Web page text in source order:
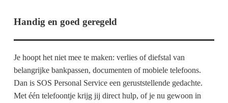
Handig en goed geregeld
Je hoopt het niet mee te maken: verlies of diefstal van
belangrijke bankpassen, documenten of mobiele telefoons.
Dan is SOS Personal Service een geruststellende gedachte.
Met één telefoontje krijg jij direct hulp, of je nu gewoon in